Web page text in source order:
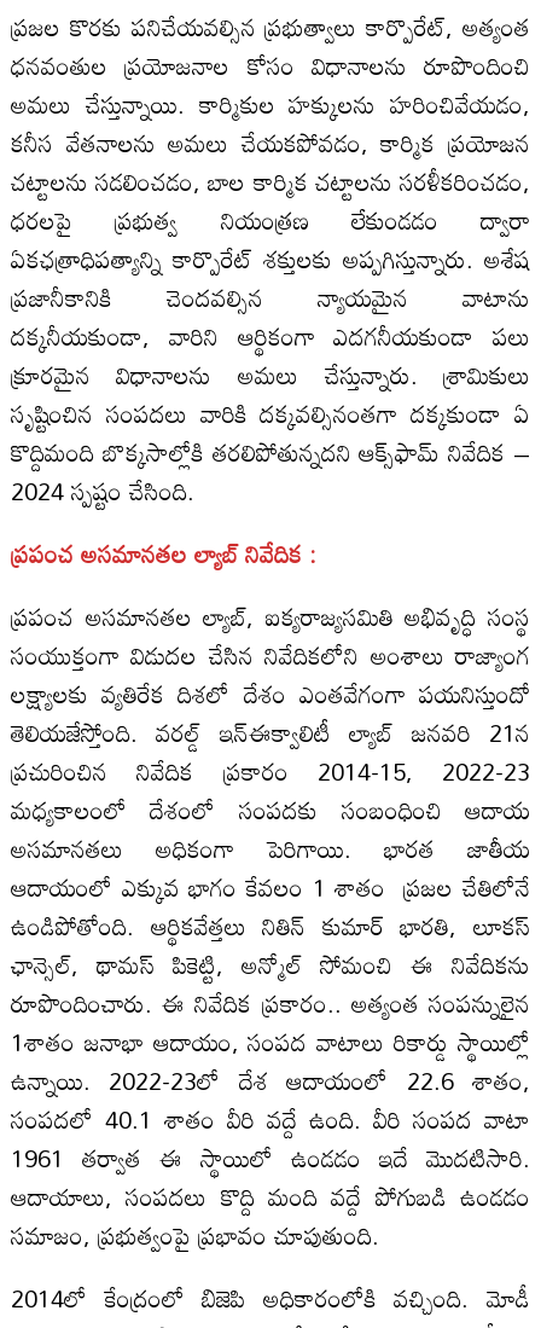
ప్రజల కొరకు పనిచేయవల్సిన ప్రభుత్వాలు కార్పొరేట్‌, అత్యంత
ధనవంతుల ప్రయోజనాల కోసం విధానాలను రూపొందించి
అమలు చేస్తున్నాయి. కార్మికుల హక్కులను హరించివేయడం,
కనీస వేతనాలను అమలు చేయకపోవడం, కార్మిక ప్రయోజన
చట్టాలను సడలించడం, బాల కార్మిక చట్టాలను సరళీకరించడం,
ధరలపై ప్రభుత్వ నియంత్రణ లేకుండడం ద్వారా
ఏకఛత్రాధిపత్యాన్ని కార్పొరేట్‌ శక్తులకు అప్పగిస్తున్నారు. అశేష
ప్రజానీకానికి చెందవల్సిన న్యాయమైన వాటాను
దక్కనీయకుండా, వారిని ఆర్థికంగా ఎదగనీయకుండా పలు
క్రూరమైన విధానాలను అమలు చేస్తున్నారు. శ్రామికులు
సృష్టించిన సంపదలు వారికి దక్కవల్సినంతగా దక్కకుండా ఏ
కొద్దిమంది బొక్కసాల్లోకి తరలిపోతున్నదని ఆక్స్‌ఫామ్‌ నివేదిక –
2024 స్పష్టం చేసింది.
ప్రపంచ అసమానతల ల్యాబ్‌ నివేదిక :
ప్రపంచ అసమానతల ల్యాబ్‌, ఐక్యరాజ్యసమితి అభివృద్ధి సంస్థ
సంయుక్తంగా విడుదల చేసిన నివేదికలోని అంశాలు రాజ్యాంగ
లక్ష్యాలకు వ్యతిరేక దిశలో దేశం ఎంతవేగంగా పయనిస్తుందో
తెలియజేస్తోంది. వరల్డ్‌ ఇన్‌ఈక్వాలిటీ ల్యాబ్‌ జనవరి 21న
ప్రచురించిన నివేదిక ప్రకారం 2014-15, 2022-23
మధ్యకాలంలో దేశంలో సంపదకు సంబంధించి ఆదాయ
అసమానతలు అధికంగా పెరిగాయి. భారత జాతీయ
ఆదాయంలో ఎక్కువ భాగం కేవలం 1 శాతం ప్రజల చేతిలోనే
ఉండిపోతోంది. ఆర్థికవేత్తలు నితిన్‌ కుమార్‌ భారతి, లూకస్‌
ఛాన్సెల్‌, థామస్‌ పికెట్టి, అన్మోల్‌ సోమంచి ఈ నివేదికను
రూపొందించారు. ఈ నివేదిక ప్రకారం.. అత్యంత సంపన్నులైన
1శాతం జనాభా ఆదాయం, సంపద వాటాలు రికార్డు స్థాయిల్లో
ఉన్నాయి. 2022-23లో దేశ ఆదాయంలో 22.6 శాతం,
సంపదలో 40.1 శాతం వీరి వద్దే ఉంది. వీరి సంపద వాటా
1961 తర్వాత ఈ స్థాయిలో ఉండడం ఇదే మొదటిసారి.
ఆదాయాలు, సంపదలు కొద్ది మంది వద్దే పోగుబడి ఉండడం
సమాజం, ప్రభుత్వంపై ప్రభావం చూపుతుంది.
2014లో కేంద్రంలో బిజెపి అధికారంలోకి వచ్చింది. మోడీ